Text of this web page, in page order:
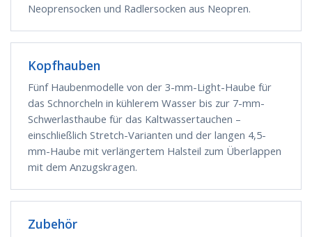
Neoprensocken und Radlersocken aus Neopren.
Kopfhauben
Fünf Haubenmodelle von der 3-mm-Light-Haube für
das Schnorcheln in kühlerem Wasser bis zur 7-mm-
Schwerlasthaube für das Kaltwassertauchen –
einschließlich Stretch-Varianten und der langen 4,5-
mm-Haube mit verlängertem Halsteil zum Überlappen
mit dem Anzugskragen.
Zubehör